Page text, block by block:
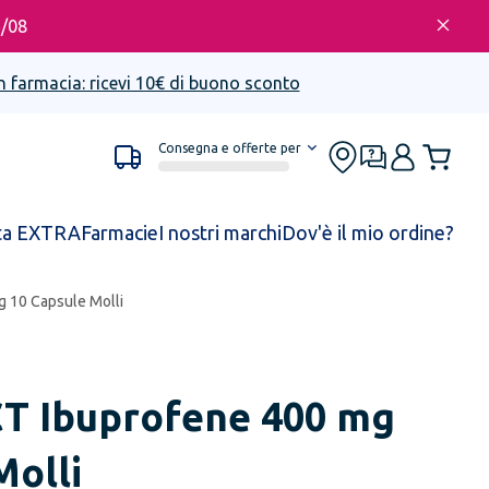
08
farmacia: ricevi 10€ di buono sconto
Consegna e offerte per
EXTRAFarmacieI nostri marchiDov'è il mio ordine?
10 Capsule Molli
Ibuprofene 400 mg